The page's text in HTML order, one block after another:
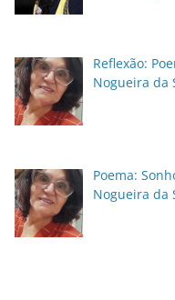
Reflexão:
Nogueira da
Poema:
Nogueira da